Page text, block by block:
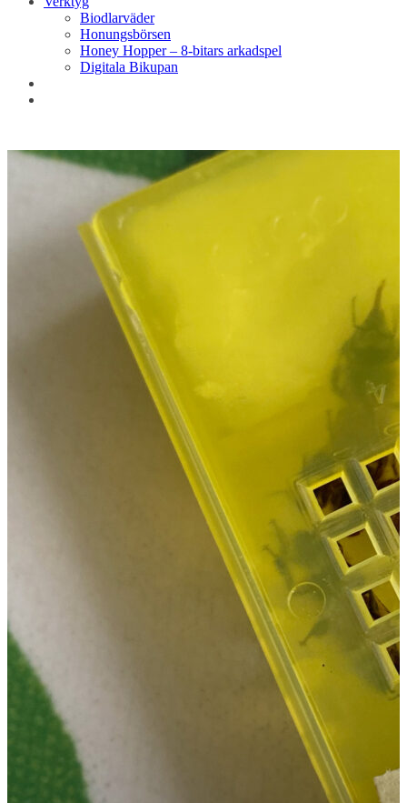
Biodlarväder
Honungsbörsen
Honey Hopper – 8-bitars arkadspel
Digitala Bikupan